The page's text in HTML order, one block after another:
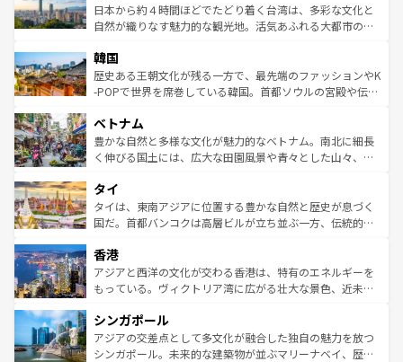
ク、伝統的なフラダンスなど、すべてがハワイの魅力を彩
っている。訪れるたびに新しい発見と感動が待っているハ
はコンテンツ一覧
ク）、タスマニアの美しい原生林やケアンズの熱帯雨林な
ど、見どころがたくさん。また、カフェやワイン、オージ
いる。アクティビティも充実しており、サーフィンやダイ
ビング、ハイキングなど、アウトドア好きにはたまらな
い。オーストラリアの多彩な魅力を存分に味わいつくそ
参照してほしい。
日本から約４時間ほどでたどり着く台湾は、多彩な文化と
自然が織りなす魅力的な観光地。活気あふれる大都市の台
ン）、静ひつな山岳地帯である台湾東部など、都市の喧騒
と山間の静けさが共存しており、訪れる人に新しい発見と
驚きをもたらしてくれる。また、奥深い台湾の食文化も魅
容にもいいと評判のスイーツなど、バラエティ豊かな料理
が味わえる。 なお、新着の台湾情報は コンテンツ一覧を参
照してほしい。
韓国
歴史ある王朝文化が残る一方で、最先端のファッションやK
-POPで世界を席巻している韓国。首都ソウルの宮殿や伝統
き、地方に足を延ばせば四季折々の自然美を楽しむことが
できる。そして、キムチや焼肉、絶品のストリートフード
まで、さまざまな韓国料理が待っている。夜には、韓国な
リティに包まれながら、韓国の多彩な魅力を心ゆくまで味
わってみてほしい。 なお、新着の韓国情報はコンテンツ一
覧を参照してほしい。
ベトナム
豊かな自然と多様な文化が魅力的なベトナム。南北に細長
く伸びる国土には、広大な田園風景や青々とした山々、世
急速な発展と共に伝統が息づく。ハノイの古い町並みやホ
ーチミン市のフランス統治時代の建物も、独特の雰囲気を
醸し出している。また、バラエティの豊かさとおいしさで
とつ。フォーやバインミー、ベトナムコーヒーなどは、ぜ
ひ現地で味わいたい。どの地域を訪れてもあたたかい人々
が旅行者を迎えてくれるので、きっと忘れられない旅にな
参照してほしい。
タイ
タイは、東南アジアに位置する豊かな自然と歴史が息づく
国だ。首都バンコクは高層ビルが立ち並ぶ一方、伝統的な
の活気が交差している。北部ではチェンマイなどの山岳地
帯で自然と触れ合い、南部ではプーケットやクラビの美し
いビーチでリゾート気分を楽しむことができる。タイ料理
激する。気候は一年中温暖で、どの季節にも異なる楽しみ
が待っている。親しみやすいタイの人々、仏教を中心とし
た文化、そして多様な観光資源が、訪れる旅人を魅了し続
香港
アジアと西洋の文化が交わる香港は、特有のエネルギーを
もっている。ヴィクトリア湾に広がる壮大な景色、近未来
み、どこを訪れても感動するはず。観光スポットが密集し
ており、効率よく見どころを回れるのも魅力。息をのむよ
うな絶景から文化的な体験まで、香港を存分に楽しみ尽く
シンガポール
アジアの交差点として多文化が融合した独自の魅力を放つ
シンガポール。未来的な建築物が並ぶマリーナベイ、歴史